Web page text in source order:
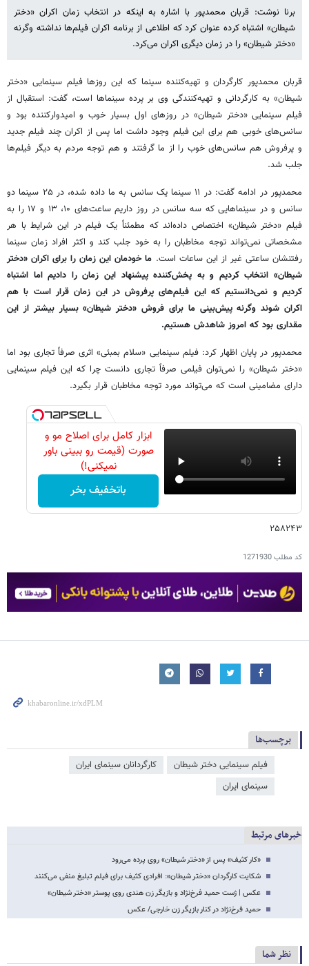
برنا نوشت: قربان محمدپور با اشاره به اینکه در انتخاب زمان اکران «دختر
شیطان» اشتباه کرده عنوان کرد که اطلاعی از برنامه اکران فیلم‌ها نداشته وگرنه
«دختر شیطان» را در زمان دیگری اکران می‌کرد.
قربان محمدپور کارگردان و تهیه‌کننده سینما که این روزها فیلم سینمایی «دختر
شیطان» به کارگردانی و تهیه‌کنندگی وی بر پرده سینماها است، گفت: استقبال از
فیلم سینمایی «دختر شیطان» در روزهای اول بسیار خوب و امیدوارکننده بود و
سانس‌های خوبی هم برای این فیلم وجود داشت اما پس از اکران چند فیلم جدید
و پرفروش هم سانس‌های خوب را از ما گرفتند و هم توجه مردم به دیگر فیلم‌ها
جلب شد.
محمدپور در ادامه گفت: در ۱۱ سینما یک سانس به ما داده شده، در ۲۵ سینما دو
سانس و در سینماهایی که سه سانس در روز داریم ساعت‌های ۱۰، ۱۳ و ۱۷ را به
فیلم «دختر شیطان» اختصاص داده‌اند که مطمئناً یک فیلم در این شرایط با هر
مشخصاتی نمی‌تواند توجه مخاطبان را به خود جلب کند و اکثر افراد زمان سینما
رفتنشان ساعتی غیر از این ساعات است. ما خودمان این زمان را برای اکران «دختر
شیطان» انتخاب کردیم و به پخش‌کننده پیشنهاد این زمان را دادیم اما اشتباه
کردیم و نمی‌دانستیم که این فیلم‌های پرفروش در این زمان قرار است با هم
اکران شوند وگرنه پیش‌بینی ما برای فروش «دختر شیطان» بسیار بیشتر از این
مقداری بود که امروز شاهدش هستیم.
محمدپور در پایان اظهار کرد: فیلم سینمایی «سلام بمبئی» اثری صرفاً تجاری بود اما
«دختر شیطان» را نمی‌توان فیلمی صرفاً تجاری دانست چرا که این فیلم سینمایی
دارای مضامینی است که می‌تواند مورد توجه مخاطبان قرار بگیرد.
ابزار کامل برای اصلاح مو و
صورت (قیمت رو ببینی باور
نمیکنی!)
باتخفیف بخر
۲۵۸۲۴۳
کد مطلب1271930
برچسب‌ها
فیلم سینمایی دختر شیطان
کارگردانان سینمای ایران
سینمای ایران
خبرهای مرتبط
«کار کثیف» پس از «دختر شیطان» روی پرده می‌رود
شکایت کارگردان «دختر شیطان»: افرادی کثیف برای فیلم تبلیغ منفی می‌کنند
عکس | ژست حمید فرخ‌نژاد و بازیگر زن هندی روی پوستر «دختر شیطان»
حمید فرخ‌نژاد در کنار بازیگر زن خارجی/ عکس
نظر شما